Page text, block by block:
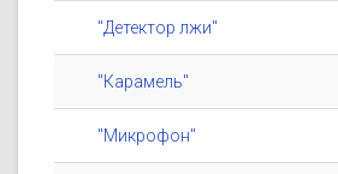
"Детектор лжи"
"Карамель"
"Микрофон"